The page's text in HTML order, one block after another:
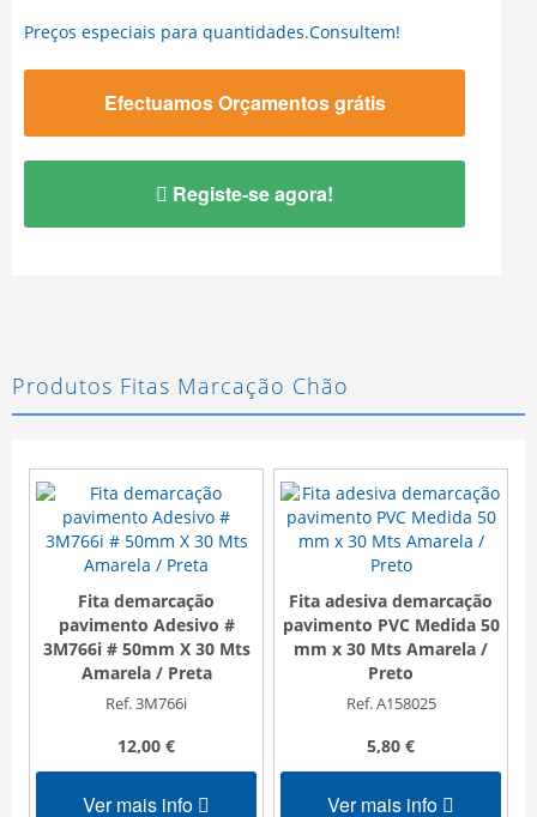
Preços especiais para quantidades.Consultem!
Efectuamos Orçamentos grátis
Registe-se agora!
Produtos Fitas Marcação Chão
Fita demarcação
pavimento Adesivo #
3M766i # 50mm X 30 Mts
Amarela / Preta
Ref. 3M766i
12,00 €
Ver mais info
Fita adesiva demarcação
pavimento PVC Medida 50
mm x 30 Mts Amarela /
Preto
Ref. A158025
5,80 €
Ver mais info